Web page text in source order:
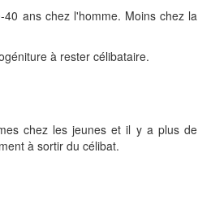
ans chez l'homme. Moins chez la
à rester célibataire.
chez les jeunes et il y a plus de
à sortir du célibat.